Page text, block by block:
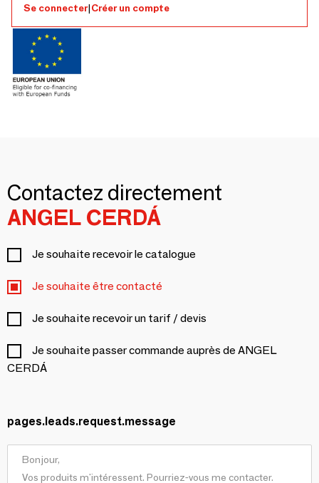
Se connecter|Créer un compte
Contactez directement
ANGEL CERDÁ
Je souhaite recevoir le catalogue
Je souhaite être contacté
Je souhaite recevoir un tarif / devis
Je souhaite passer commande auprès de ANGEL
CERDÁ
pages.leads.request.message